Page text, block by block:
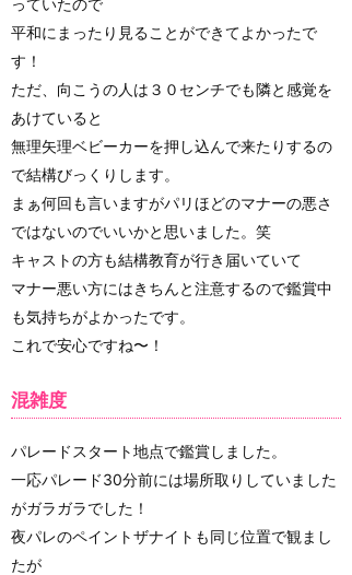
っていたので
平和にまったり見ることができてよかったで
す！
ただ、向こうの人は３０センチでも隣と感覚を
あけていると
無理矢理ベビーカーを押し込んで来たりするの
で結構びっくりします。
まぁ何回も言いますがパリほどのマナーの悪さ
ではないのでいいかと思いました。笑
キャストの方も結構教育が行き届いていて
マナー悪い方にはきちんと注意するので鑑賞中
も気持ちがよかったです。
これで安心ですね〜！
混雑度
パレードスタート地点で鑑賞しました。
一応パレード30分前には場所取りしていました
がガラガラでした！
夜パレのペイントザナイトも同じ位置で観まし
たが